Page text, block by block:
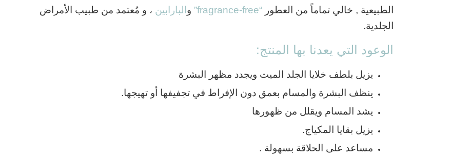
الطبيعية , خالي تماماً من العطور “fragrance-free” و البارابين ، و مُعتمد من طبيب الأمراض
الجلدية.
الوعود التي يعدنا بها المنتج:
يزيل بلطف خلايا الجلد الميت ويجدد مظهر البشرة
ينظف البشرة والمسام بعمق دون الإفراط في تجفيفها أو تهيجها.
يشد المسام ويقلل من ظهورها
يزيل بقايا المكياج.
مساعد على الحلاقة بسهولة .